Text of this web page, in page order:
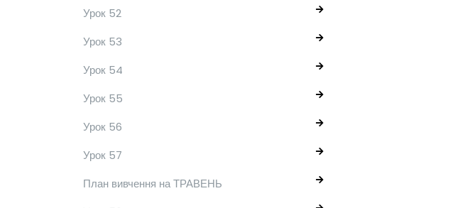
Урок 52
Урок 53
Урок 54
Урок 55
Урок 56
Урок 57
План вивчення на ТРАВЕНЬ